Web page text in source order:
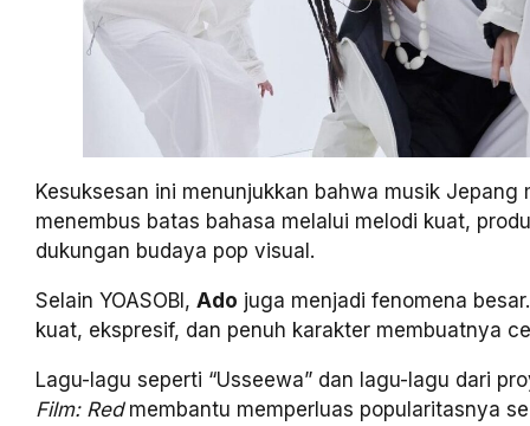
Kesuksesan ini menunjukkan bahwa musik Jepang
menembus batas bahasa melalui melodi kuat,
dukungan budaya pop visual.
Selain YOASOBI, Ado juga menjadi fenomena
kuat, ekspresif, dan penuh karakter membuatnya
Lagu-lagu seperti “Usseewa” dan lagu-lagu dari
Film: Redmembantu memperluas popularitasnya